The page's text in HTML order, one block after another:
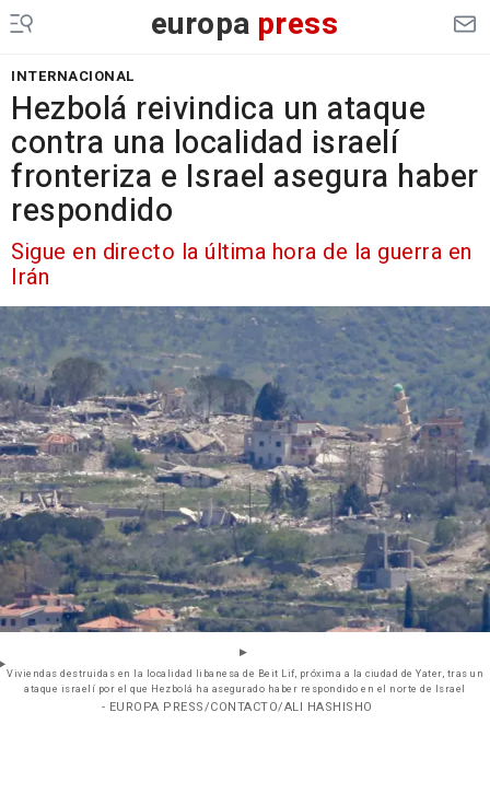
europa press
INTERNACIONAL
Hezbolá reivindica un ataque
contra una localidad israelí
fronteriza e Israel asegura haber
respondido
Sigue en directo la última hora de la guerra en
Irán
Viviendas destruidas en la localidad libanesa de Beit Lif, próxima a la ciudad de Yater, tras un
ataque israelí por el que Hezbolá ha asegurado haber respondido en el norte de Israel
- EUROPA PRESS/CONTACTO/ALI HASHISHO